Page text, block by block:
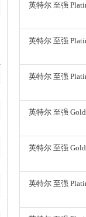
英特尔 至强
英特尔 至强
英特尔 至强
英特尔 至强 Gold
英特尔 至强 Gold
英特尔 至强